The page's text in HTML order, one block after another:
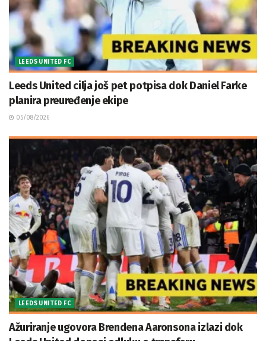
LEEDS UNITED FC
Leeds United cilja još pet potpisa dok Daniel Farke
planira preuređenje ekipe
05/08/2026
LEEDS UNITED FC
Ažuriranje ugovora Brendena Aaronsona izlazi dok